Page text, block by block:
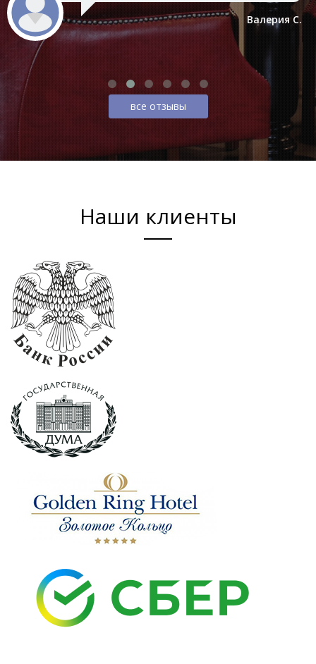
Валерия С.
все отзывы
Наши клиенты